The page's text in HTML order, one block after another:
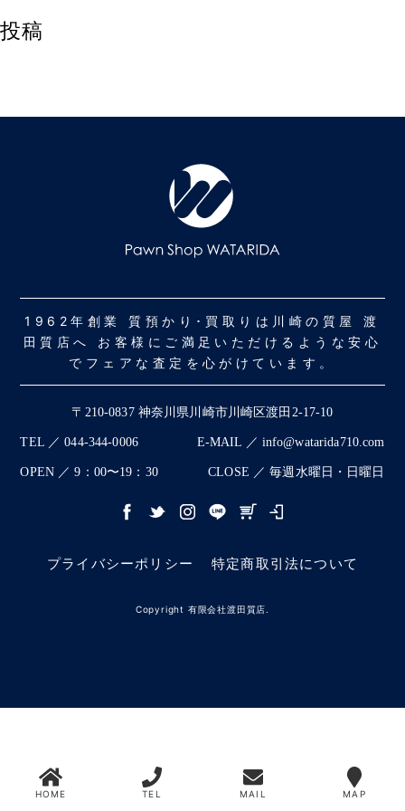
投稿
1962年創業 質預かり･買取りは川崎の質屋 渡
田質店へ お客様にご満足いただけるような安心
でフェアな査定を心がけています。
〒210-0837 神奈川県川崎市川崎区渡田2-17-10
TEL ／ 044-344-0006 E-MAIL ／ info@watarida710.com
OPEN ／ 9：00〜19：30 CLOSE ／ 毎週水曜日・日曜日
プライバシーポリシー 特定商取引法について
Copyright 有限会社渡田質店.
HOME TEL MAIL MAP